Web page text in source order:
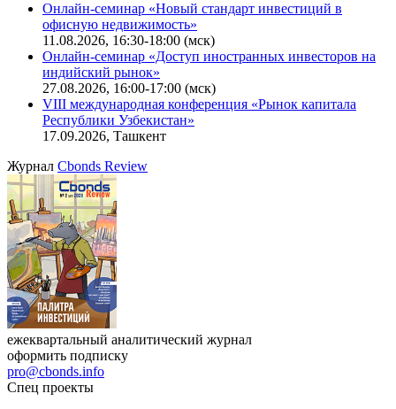
Онлайн-семинар «Новый стандарт инвестиций в
офисную недвижимость»
11.08.2026, 16:30-18:00 (мск)
Онлайн-семинар «Доступ иностранных инвесторов на
индийский рынок»
27.08.2026, 16:00-17:00 (мск)
VIII международная конференция «Рынок капитала
Республики Узбекистан»
17.09.2026, Ташкент
Журнал Cbonds Review
ежеквартальный аналитический журнал
оформить подписку
pro@cbonds.info
Спец проекты